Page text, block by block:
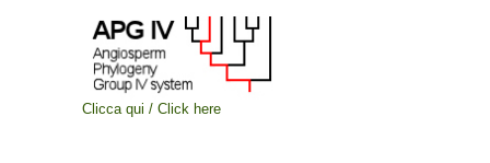
Clicca qui / Click here